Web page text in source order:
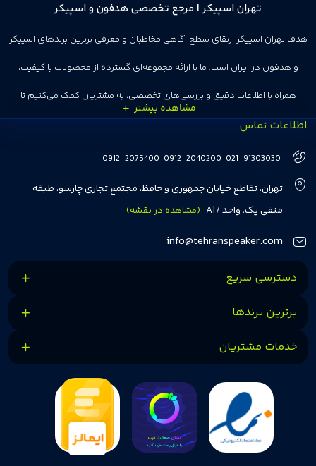
تهران اسپیکر | مرجع تخصصی هدفون و اسپیکر
هدف تهران اسپیکر ارتقای سطح آگاهی مخاطبان و معرفی برترین برندهای اسپیکر
و هدفون در ایران است. ما با ارائه مجموعه‌ای گسترده از محصولات با کیفیت،
همراه با اطلاعات دقیق و بررسی‌های تخصصی، به مشتریان کمک می‌کنیم تا
انتخاب‌های درست و هوشمندانه‌ای داشته باشند. تهران اسپیکر با تجربه‌ای بیش از
هفت سال در این زمینه، بر ایجاد تجربه خریدی آسان، سریع و مطمئن تمرکز دارد تا
مشتریان بتوانند با خیالی آسوده از انتخاب خود لذت ببرند. ما به رضایت و اعتماد
مشتریان اهمیت می‌دهیم و همواره در تلاشیم تا بهترین‌ها را برای آن‌ها فراهم
کنیم.
اطلاعات تماس
021-91303030
0912-2040200
0912-2075400
تهران، تقاطع خیابان جمهوری و حافظ، مجتمع تجاری چارسو، طبقه
منفی یک، واحد A17
(مشاهده در نقشه)
info@tehranspeaker.com
دسترسی سریع
برترین برندها
خدمات مشتریان